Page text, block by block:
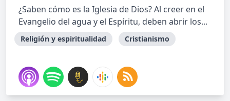
¿Saben cómo es la Iglesia de Dios? Al creer en el
Evangelio del agua y el Espíritu, deben abrir los...
Religión y espiritualidad Cristianismo